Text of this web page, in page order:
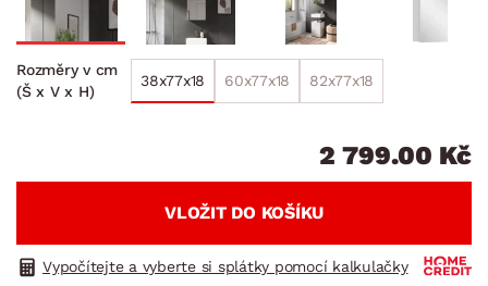
Rozměry v cm
(Š x V x H)
38x77x18 60x77x18 82x77x18
2 799.00 Kč
VLOŽIT DO KOŠÍKU
Vypočítejte a vyberte si splátky pomocí kalkulačky